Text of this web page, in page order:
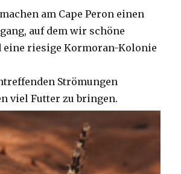
am Cape Peron einen
auf dem wir schöne
eine riesige Kormoran-Kolonie
Strömungen
viel Futter zu bringen.